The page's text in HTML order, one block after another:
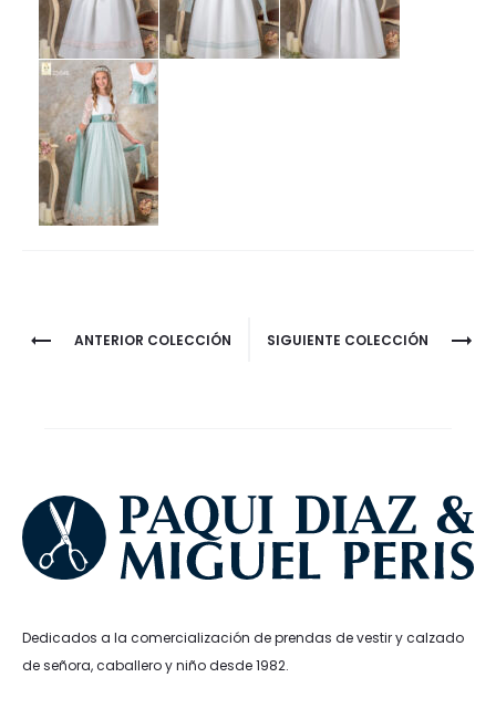
Project
ANTERIOR COLECCIÓN SIGUIENTE COLECCIÓN
Dedicados a la comercialización de prendas de vestir y calzado
de señora, caballero y niño desde 1982.